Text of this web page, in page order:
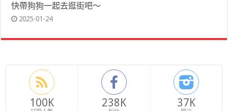
快帶狗狗一起去逛街吧～
2025-01-24
100K 238K 37K